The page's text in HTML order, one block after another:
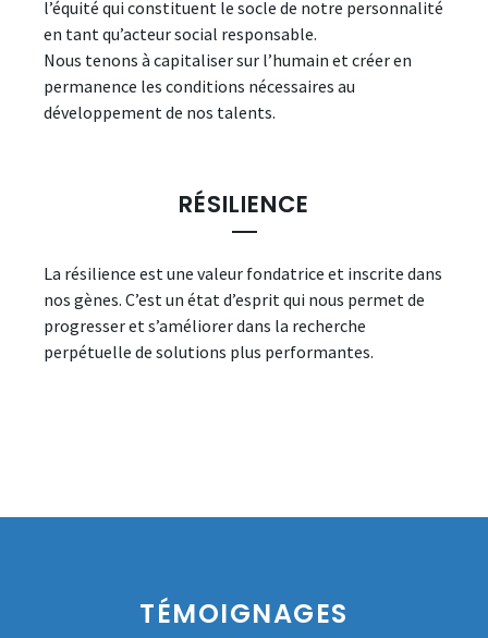
l’équité qui constituent le socle de notre personnalité
en tant qu’acteur social responsable.
Nous tenons à capitaliser sur l’humain et créer en
permanence les conditions nécessaires au
développement de nos talents.
RÉSILIENCE
La résilience est une valeur fondatrice et inscrite dans
nos gènes. C’est un état d’esprit qui nous permet de
progresser et s’améliorer dans la recherche
perpétuelle de solutions plus performantes.
TÉMOIGNAGES